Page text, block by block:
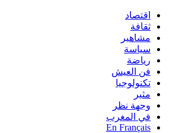
اقتصاد
ثقافة
مشاهير
سياسة
رياضة
فن العيش
تكنولوجيا
مثير
وجهة نظر
في المغرب
En Français